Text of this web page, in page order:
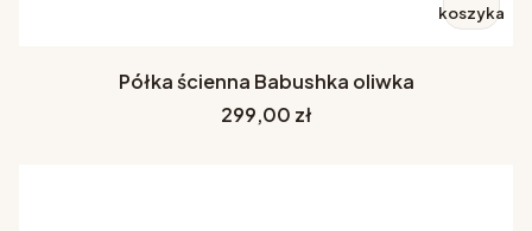
koszyka
Półka ścienna Babushka oliwka
Cena
299,00 zł